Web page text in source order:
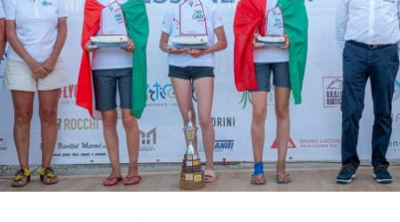
PLOVIDBA
SPIZA
VELIKE PRIČE
PRETPLATA
SHOP